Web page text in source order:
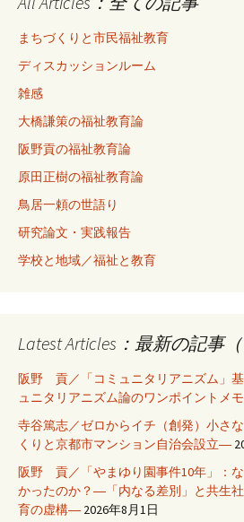
まちづくりと市民福祉教育
ディスカッションルーム
雑感
大橋謙策の福祉教育論
阪野貢の福祉教育論
原田正樹の福祉教育論
鳥居一頼の世語り
研究論文・実践報告
学校と地域／福祉と教育
Latest Articles：最新の記事（
阪野 貢／「コミュニタリアニズム」
ュニタリアニズム論のワンポイントメ
寺谷篤志／ゼロからイチ（創発）小さ
くりと京都市マンション自治会設立―
阪野 貢／「やまゆり園事件10年」：
かったのか？―「内なる差別」と共生
育の虚構― 2026年8月1日